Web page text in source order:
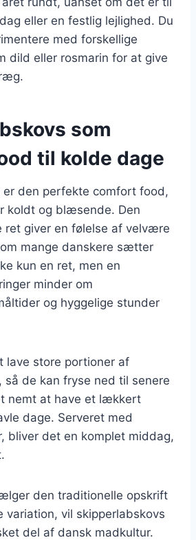
eller en festlig lejlighed. Du
med forskellige
dild eller rosmarin for at give
som
til kolde dage
er den perfekte comfort food,
koldt og blæsende. Den
ret giver en følelse af velvære
mange danskere sætter
kun en ret, men en
minder om
og hyggelige stunder
lave store portioner af
så de kan fryse ned til senere
nemt at have et lækkert
dage. Serveret med
bliver det en komplet middag,
den traditionelle opskrift
variation, vil skipperlabskovs
del af dansk madkultur.